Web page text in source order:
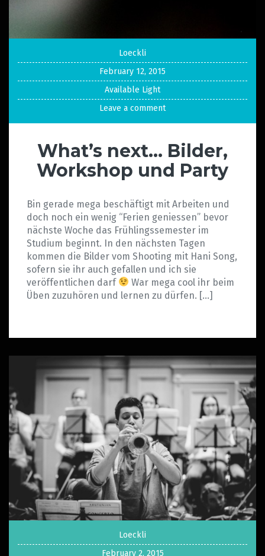
Loeckli
February 12, 2015
Available Light
Leave a comment
What’s next… Bilder,
Workshop und Party
Bin gerade mega beschäftigt mit Arbeiten und
doch noch ein wenig “Ferien geniessen” bevor
nächste Woche das Frühlingssemester im
Studium beginnt. In den nächsten Tagen
kommen die Bilder vom Shooting mit Hani Song,
sofern sie ihr auch gefallen und ich sie
veröffentlichen darf
War mega cool ihr beim
Üben zuzuhören und lernen zu dürfen. […]
Loeckli
February 2, 2015